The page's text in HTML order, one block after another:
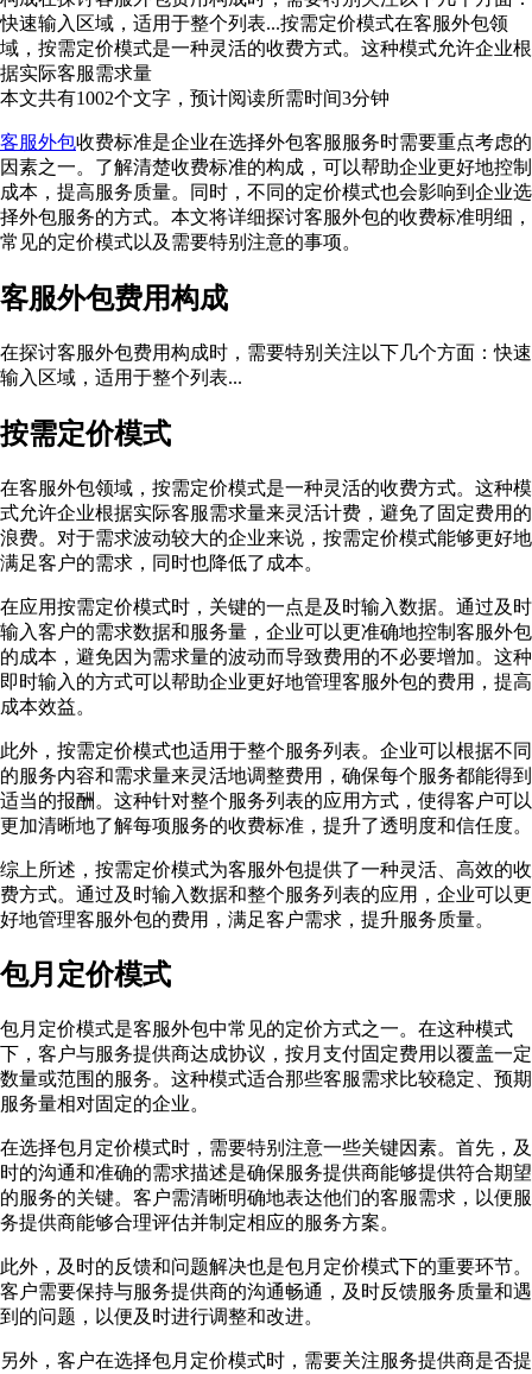
快速输入区域，适用于整个列表...按需定价模式在客服外包领
域，按需定价模式是一种灵活的收费方式。这种模式允许企业根
据实际客服需求量
本文共有1002个文字，预计阅读所需时间3分钟
客服外包收费标准是企业在选择外包客服服务时需要重点考虑的
因素之一。了解清楚收费标准的构成，可以帮助企业更好地控制
成本，提高服务质量。同时，不同的定价模式也会影响到企业选
择外包服务的方式。本文将详细探讨客服外包的收费标准明细，
常见的定价模式以及需要特别注意的事项。
客服外包费用构成
在探讨客服外包费用构成时，需要特别关注以下几个方面：快速
输入区域，适用于整个列表...
按需定价模式
在客服外包领域，按需定价模式是一种灵活的收费方式。这种模
式允许企业根据实际客服需求量来灵活计费，避免了固定费用的
浪费。对于需求波动较大的企业来说，按需定价模式能够更好地
满足客户的需求，同时也降低了成本。
在应用按需定价模式时，关键的一点是及时输入数据。通过及时
输入客户的需求数据和服务量，企业可以更准确地控制客服外包
的成本，避免因为需求量的波动而导致费用的不必要增加。这种
即时输入的方式可以帮助企业更好地管理客服外包的费用，提高
成本效益。
此外，按需定价模式也适用于整个服务列表。企业可以根据不同
的服务内容和需求量来灵活地调整费用，确保每个服务都能得到
适当的报酬。这种针对整个服务列表的应用方式，使得客户可以
更加清晰地了解每项服务的收费标准，提升了透明度和信任度。
综上所述，按需定价模式为客服外包提供了一种灵活、高效的收
费方式。通过及时输入数据和整个服务列表的应用，企业可以更
好地管理客服外包的费用，满足客户需求，提升服务质量。
包月定价模式
包月定价模式是客服外包中常见的定价方式之一。在这种模式
下，客户与服务提供商达成协议，按月支付固定费用以覆盖一定
数量或范围的服务。这种模式适合那些客服需求比较稳定、预期
服务量相对固定的企业。
在选择包月定价模式时，需要特别注意一些关键因素。首先，及
时的沟通和准确的需求描述是确保服务提供商能够提供符合期望
的服务的关键。客户需清晰明确地表达他们的客服需求，以便服
务提供商能够合理评估并制定相应的服务方案。
此外，及时的反馈和问题解决也是包月定价模式下的重要环节。
客户需要保持与服务提供商的沟通畅通，及时反馈服务质量和遇
到的问题，以便及时进行调整和改进。
另外，客户在选择包月定价模式时，需要关注服务提供商是否提